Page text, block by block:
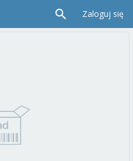
Zaloguj się